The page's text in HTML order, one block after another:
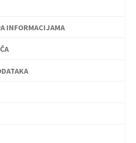
INFORMACIJAMA